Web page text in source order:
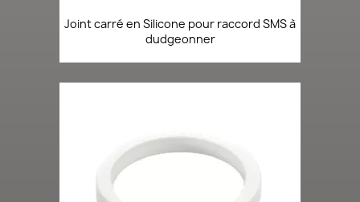
Joint carré en Silicone pour raccord SMS à
dudgeonner